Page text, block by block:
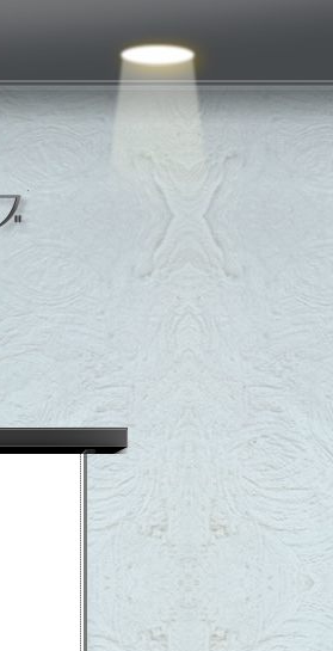
いしおか広報紙アーカイブ